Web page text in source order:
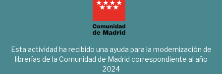
Esta actividad ha recibido una ayuda para la modernización de
librerías de la Comunidad de Madrid correspondiente al año
2024